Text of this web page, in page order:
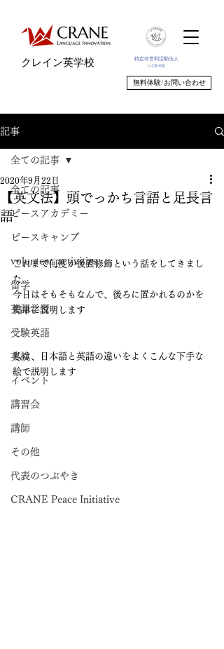
特定非営利活動法人
U-CRANE
クレイン英学校
無料体験/お問い合わせ
記事
全ての記事
ピースアカデミー
ピースキャンプ
volunteer_activities
留学
英語学習
受験英語
英検
イベント
講習会
講師
その他
代表のつぶやき
CRANE Peace Initiative
全ての記事
【英文法】頭でっかち言語と足長言
語
2020年9月22日
これまで何度か後置修飾という話をしてきまし
た
今日はそもそもなんで、後ろに置かれるのかを
簡単に説明します
私は、日本語と英語の違いをよくこんな下手な
絵で説明します